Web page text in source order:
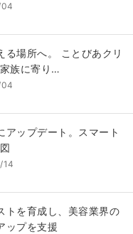
る場所へ。 ことびあクリ
族に寄り…
アップデート。スマート
14
トを育成し、美容業界の
ップを支援